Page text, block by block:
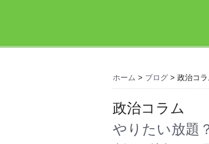
ホーム > ブログ > 政治コラ
政治コラム
やりたい放題